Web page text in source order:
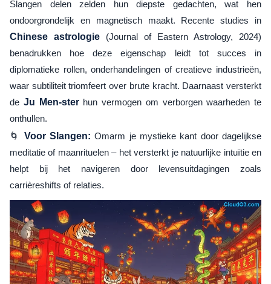
Slangen delen zelden hun diepste gedachten, wat hen
ondoorgrondelijk en magnetisch maakt. Recente studies in
Chinese astrologie (Journal of Eastern Astrology, 2024)
benadrukken hoe deze eigenschap leidt tot succes in
diplomatieke rollen, onderhandelingen of creatieve industrieën,
waar subtiliteit triomfeert over brute kracht. Daarnaast versterkt
de Ju Men-sterhun vermogen om verborgen waarheden te
onthullen.
🌀 Voor Slangen: Omarm je mystieke kant door dagelijkse
meditatie of maanrituelen – het versterkt je natuurlijke intuïtie en
helpt bij het navigeren door levensuitdagingen zoals
carrièreshifts of relaties.